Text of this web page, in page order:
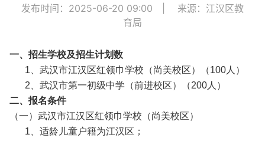
发布时间：2025-06-20 09:00
来源：江汉区教
育局
一、招生学校及招生计划数
1、武汉市江汉区红领巾学校（尚美校区）（100人）
2、武汉市第一初级中学（前进校区）（200人）
二、报名条件
（一）武汉市江汉区红领巾学校（尚美校区）
1、适龄儿童户籍为江汉区；